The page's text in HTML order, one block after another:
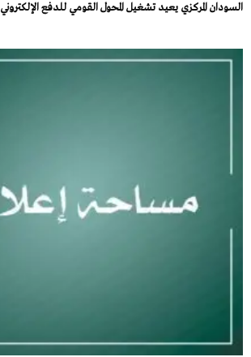
السودان المركزي يعيد تشغيل المحول القومي للدفع الإلكتروني